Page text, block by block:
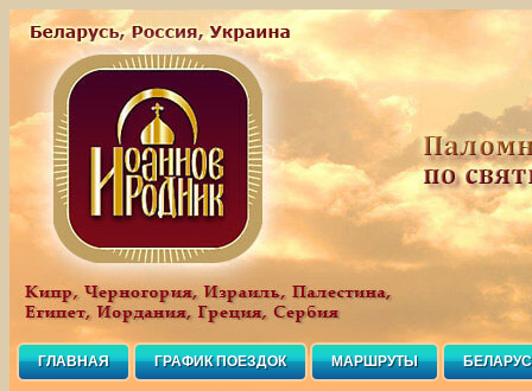
ГЛАВНАЯ ГРАФИК ПОЕЗДОК МАРШРУТЫ